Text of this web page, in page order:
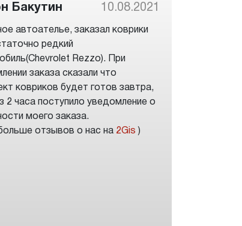
Бакутин 10.08.2021
автоателье, заказал коврики
редкий
Rezzo). При
заказа сказали что
ковриков будет готов завтра,
2 часа поступило уведомление о
моего заказа.
отзывов о нас на 2Gis )